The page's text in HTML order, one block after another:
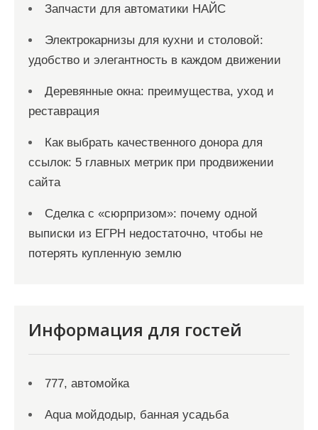
Запчасти для автоматики НАЙС
Электрокарнизы для кухни и столовой:
удобство и элегантность в каждом движении
Деревянные окна: преимущества, уход и
реставрация
Как выбрать качественного донора для
ссылок: 5 главных метрик при продвижении
сайта
Сделка с «сюрпризом»: почему одной
выписки из ЕГРН недостаточно, чтобы не
потерять купленную землю
Информация для гостей
777, автомойка
Aqua мойдодыр, банная усадьба